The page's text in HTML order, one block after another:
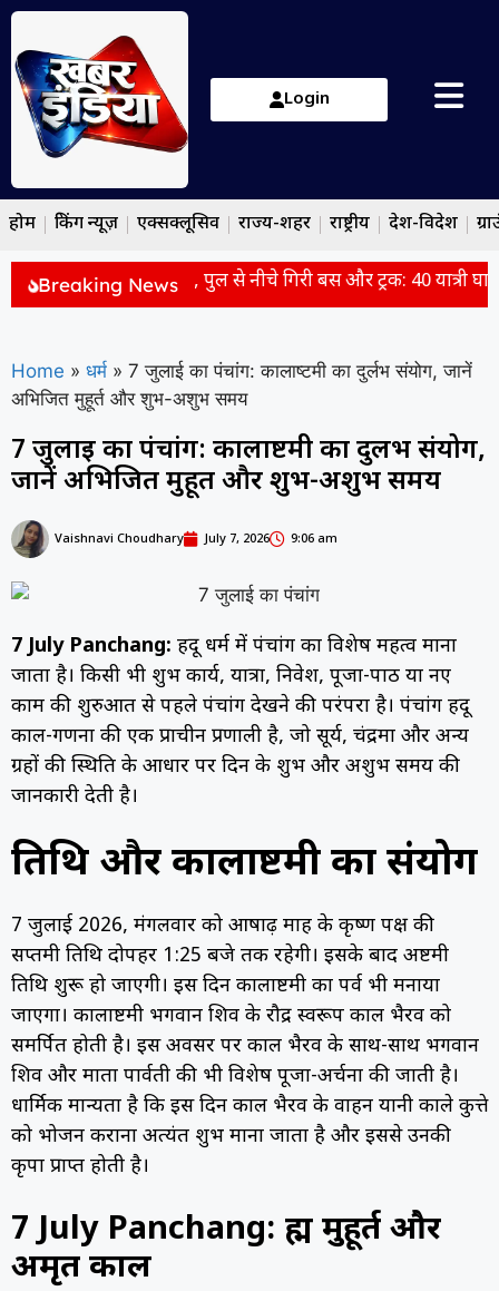
Login
होम ब्रेकिंग न्यूज़ एक्सक्लूसिव राज्य-शहर राष्ट्रीय देश-विदेश
Breaking News
में भीषण सड़क हादसा, पुल से नीचे गिरी बस और ट्रक: 40 यात्री घायल
Home » धर्म » 7 जुलाई का पंचांग: कालाष्टमी का दुर्लभ संयोग, जानें
अभिजित मुहूर्त और शुभ-अशुभ समय
7 जुलाई का पंचांग: कालाष्टमी का दुर्लभ संयोग,
जानें अभिजित मुहूर्त और शुभ-अशुभ समय
Vaishnavi Choudhary July 7, 2026 9:06 am
7 July Panchang: हिंदू धर्म में पंचांग का विशेष महत्व माना
जाता है। किसी भी शुभ कार्य, यात्रा, निवेश, पूजा-पाठ या नए
काम की शुरुआत से पहले पंचांग देखने की परंपरा है। पंचांग हिंदू
काल-गणना की एक प्राचीन प्रणाली है, जो सूर्य, चंद्रमा और अन्य
ग्रहों की स्थिति के आधार पर दिन के शुभ और अशुभ समय की
जानकारी देती है।
तिथि और कालाष्टमी का संयोग
7 जुलाई 2026, मंगलवार को आषाढ़ माह के कृष्ण पक्ष की
सप्तमी तिथि दोपहर 1:25 बजे तक रहेगी। इसके बाद अष्टमी
तिथि शुरू हो जाएगी। इस दिन कालाष्टमी का पर्व भी मनाया
जाएगा। कालाष्टमी भगवान शिव के रौद्र स्वरूप काल भैरव को
समर्पित होती है। इस अवसर पर काल भैरव के साथ-साथ भगवान
शिव और माता पार्वती की भी विशेष पूजा-अर्चना की जाती है।
धार्मिक मान्यता है कि इस दिन काल भैरव के वाहन यानी काले कुत्ते
को भोजन कराना अत्यंत शुभ माना जाता है और इससे उनकी
कृपा प्राप्त होती है।
7 July Panchang: ब्रह्म मुहूर्त और
अमृत काल